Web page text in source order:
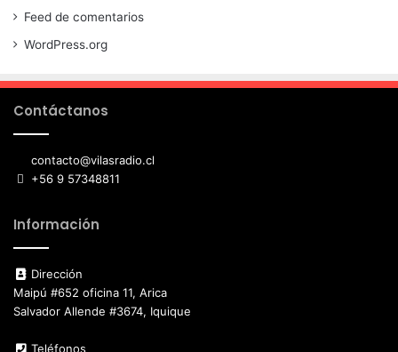
Feed de comentarios
WordPress.org
Contáctanos
contacto@vilasradio.cl
+56 9 57348811
Información
Dirección
Maipú #652 oficina 11, Arica
Salvador Allende #3674, Iquique
Teléfonos